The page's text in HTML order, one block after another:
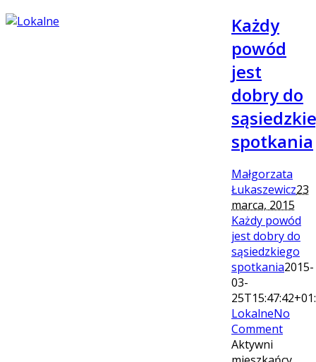
Każdy
powód
jest
dobry do
spotkania
Małgorzata
Łukaszewicz23
marca, 2015
Każdy powód
jest dobry do
sąsiedzkiego
spotkania2015-
03-
LokalneNo
Comment
Aktywni